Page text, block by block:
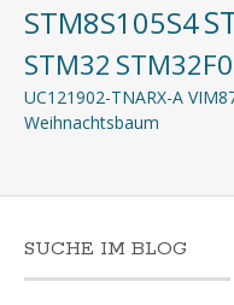
STM8S105S4
STM32
UC121902-TNARX-A
Weihnachtsbaum
SUCHE IM BLOG